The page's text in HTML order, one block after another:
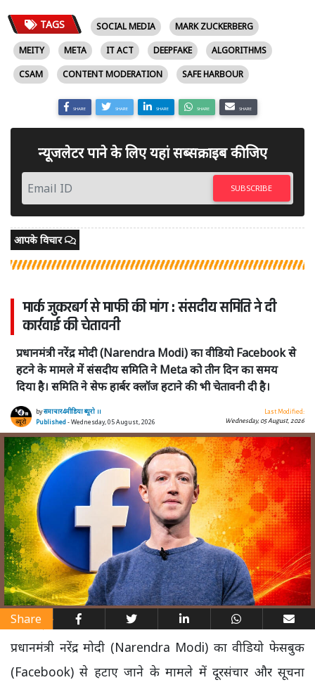
TAGS SOCIAL MEDIA
MARK ZUCKERBERG
MEITY
META IT ACT DEEPFAKE
ALGORITHMS
CSAM
CONTENT MODERATION SAFE HARBOUR
SHARE SHARE SHARE SHARE SHARE
न्यूजलेटर पाने के लिए यहां सब्सक्राइब कीजिए
SUBSCRIBE
आपके विचार
मार्क जुकरबर्ग से माफी की मांग : संसदीय समिति ने दी
कार्रवाई की चेतावनी
प्रधानमंत्री नरेंद्र मोदी (Narendra Modi) का वीडियो Facebook से
हटने के मामले में संसदीय समिति ने Meta को तीन दिन का समय
दिया है। समिति ने सेफ हार्बर क्लॉज हटाने की भी चेतावनी दी है।
byसमाचार4मीडिया ब्यूरो ।।
Published- Wednesday, 05 August, 2026
Last Modified:
Wednesday, 05 August, 2026
Share
प्रधानमंत्री नरेंद्र मोदी (Narendra Modi) का वीडियो फेसबुक
(Facebook) से हटाए जाने के मामले में दूरसंचार और सूचना